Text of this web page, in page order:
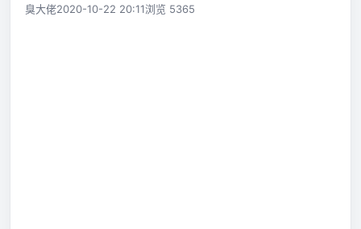
臭大佬2020-10-22 20:11浏览 5365